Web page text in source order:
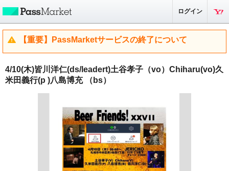
ログイン
【重要】PassMarketサービスの終了について
4/10(木)皆川洋仁(ds/leadert)土谷孝子（vo）Chiharu(vo)久
米田義行(p )八島博充 （bs）